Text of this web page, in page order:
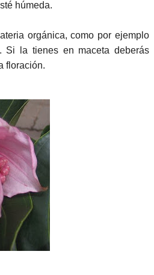
húmeda.
orgánica, como por ejemplo
Si la tienes en maceta deberás
floración.